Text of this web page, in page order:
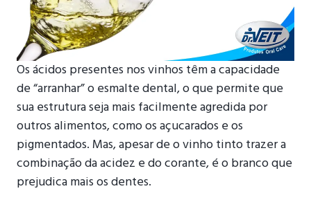
Os ácidos presentes nos vinhos têm a capacidade
de “arranhar” o esmalte dental, o que permite que
sua estrutura seja mais facilmente agredida por
outros alimentos, como os açucarados e os
pigmentados. Mas, apesar de o vinho tinto trazer a
combinação da acidez e do corante, é o branco que
prejudica mais os dentes.